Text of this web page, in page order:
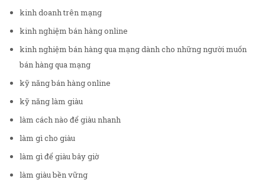
kinh doanh trên mạng
kinh nghiệm bán hàng online
kinh nghiệm bán hàng qua mạng dành cho những người muốn
bán hàng qua mạng
kỹ năng bán hàng online
kỹ năng làm giàu
làm cách nào để giàu nhanh
làm gì cho giàu
làm gì để giàu bây giờ
làm giàu bền vững